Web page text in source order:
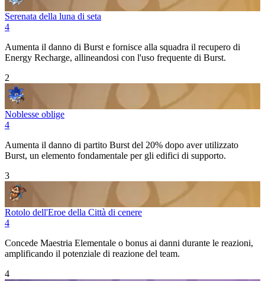
Serenata della luna di seta
4
Aumenta il danno di Burst e fornisce alla squadra il recupero di
Energy Recharge, allineandosi con l'uso frequente di Burst.
2
Noblesse oblige
4
Aumenta il danno di partito Burst del 20% dopo aver utilizzato
Burst, un elemento fondamentale per gli edifici di supporto.
3
Rotolo dell'Eroe della Città di cenere
4
Concede Maestria Elementale o bonus ai danni durante le reazioni,
amplificando il potenziale di reazione del team.
4